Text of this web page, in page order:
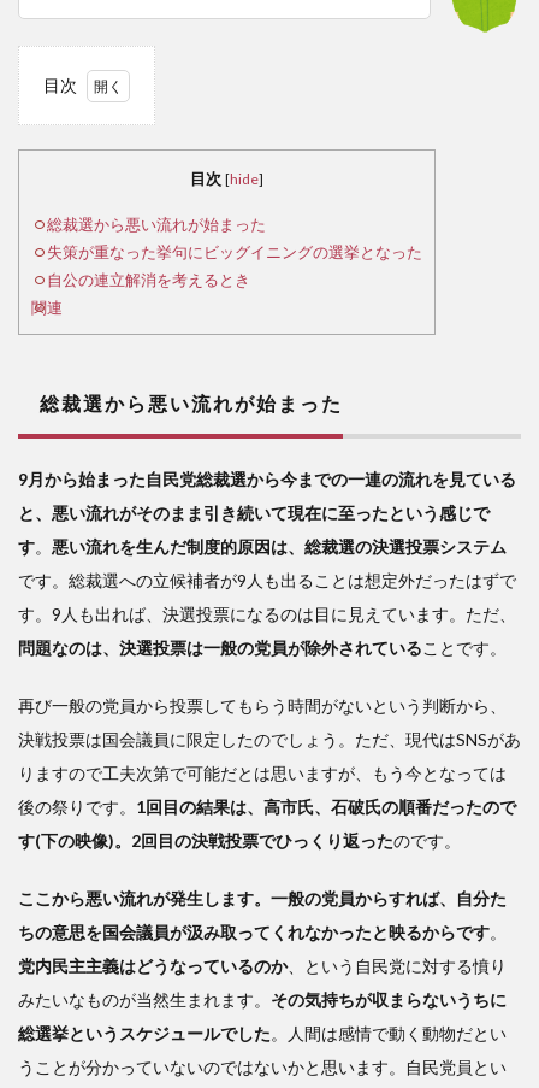
目次
悪い
流れ
が始
まっ
た
失
策が
重な
った
挙句
にビ
ッグ
ング
の選
挙と
3
自
連立
解消
える
目次 [hide]
総裁選から悪い流れが始まった
失策が重なった挙句にビッグイニングの選挙となった
自公の連立解消を考えるとき
関連
総裁選から悪い流れが始まった
9月から始まった自民党総裁選から今までの一連の流れを見ている
と、悪い流れがそのまま引き続いて現在に至ったという感じで
す。 悪い流れを生んだ制度的原因は、総裁選の決選投票システム
です。総裁選への立候補者が9人も出ることは想定外だったはずで
す。9人も出れば、決選投票になるのは目に見えています。ただ、
問題なのは、決選投票は一般の党員が除外されていることです。
再び一般の党員から投票してもらう時間がないという判断から、
決戦投票は国会議員に限定したのでしょう。ただ、現代はSNSがあ
りますので工夫次第で可能だとは思いますが、もう今となっては
後の祭りです。 1回目の結果は、高市氏、石破氏の順番だったので
す(下の映像)。2回目の決戦投票でひっくり返ったのです。
ここから悪い流れが発生します。一般の党員からすれば、自分た
ちの意思を国会議員が汲み取ってくれなかったと映るからです。
党内民主主義はどうなっているのか、という自民党に対する憤り
みたいなものが当然生まれます。 その気持ちが収まらないうちに
総選挙というスケジュールでした。人間は感情で動く動物だとい
うことが分かっていないのではないかと思います。自民党員とい